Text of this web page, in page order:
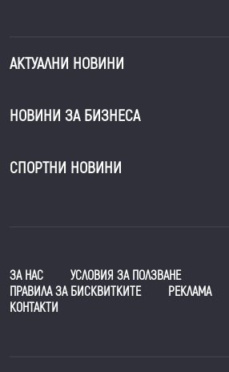
АКТУАЛНИ НОВИНИ
НОВИНИ ЗА БИЗНЕСА
СПОРТНИ НОВИНИ
ЗА НАС
УСЛОВИЯ ЗА ПОЛЗВАНЕ
ПРАВИЛА ЗА БИСКВИТКИТЕ
РЕКЛАМА
КОНТАКТИ